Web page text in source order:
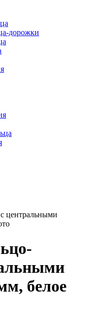
дорожки
центральными
белое